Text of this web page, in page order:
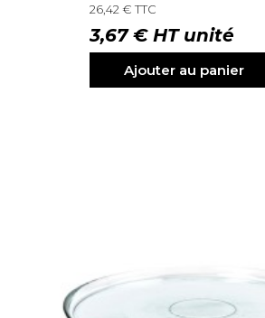
26,42 € TTC
3,67 € HT unité
Ajouter au panier